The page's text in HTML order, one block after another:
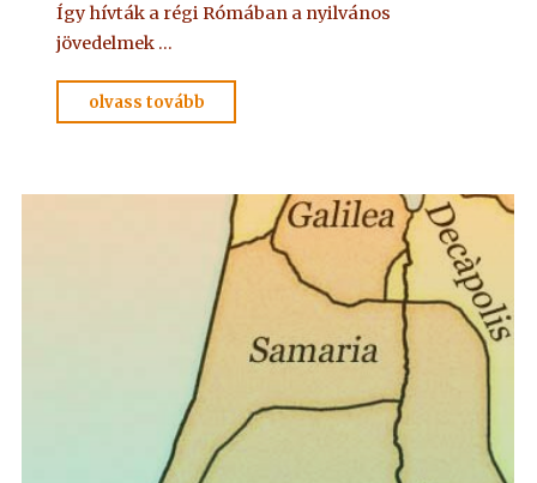
Így hívták a régi Rómában a nyilvános
jövedelmek …
olvass tovább
EGYÜTT
5"